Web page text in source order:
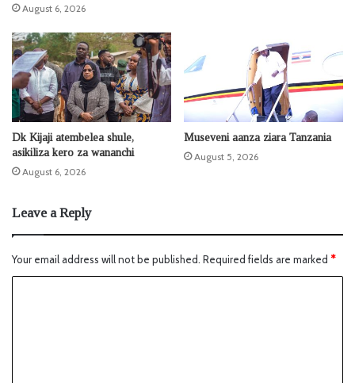
August 6, 2026
Dk Kijaji atembelea shule,
asikiliza kero za wananchi
August 6, 2026
Museveni aanza ziara Tanzania
August 5, 2026
Leave a Reply
Your email address will not be published. Required fields are marked *